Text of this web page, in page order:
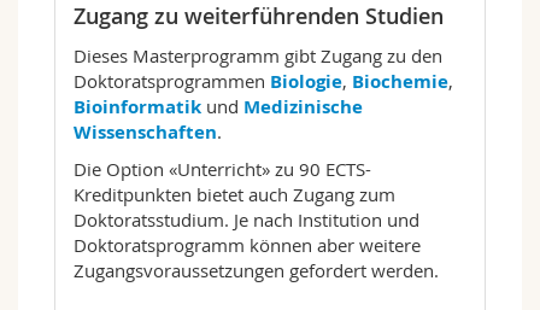
zählen unter anderem Molekulargenetik,
Molekularbiologie, Proteinanalyse,
Mikroskopie und Bildgebung sowie
Morphologie.
Kreditpunkte)
Bei dieser Option liegt ein besonderer
Schwerpunkt auf den
gesundheitsregulierenden molekularen
Mechanismen sowie auf deren Fehlregulierung
Zugang zu weiterführenden Studien
Dieses Masterprogramm gibt Zugang zu den
Doktoratsprogrammen Biologie, Biochemie,
Bioinformatik und Medizinische
Wissenschaften.
Die Option «Unterricht» zu 90 ECTS-
Kreditpunkten bietet auch Zugang zum
Doktoratsstudium. Je nach Institution und
Doktoratsprogramm können aber weitere
Zugangsvoraussetzungen gefordert werden.